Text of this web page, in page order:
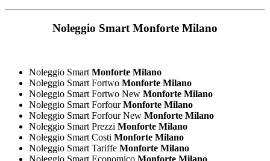
Noleggio Smart Monforte Milano
Noleggio Smart Monforte Milano
Noleggio Smart Fortwo Monforte Milano
Noleggio Smart Fortwo New Monforte Milano
Noleggio Smart ForfourMonforte Milano
Noleggio Smart Forfour New Monforte Milano
Noleggio Smart Prezzi Monforte Milano
Noleggio Smart Costi Monforte Milano
Noleggio Smart Tariffe Monforte Milano
Noleggio Smart Economico Monforte Milano